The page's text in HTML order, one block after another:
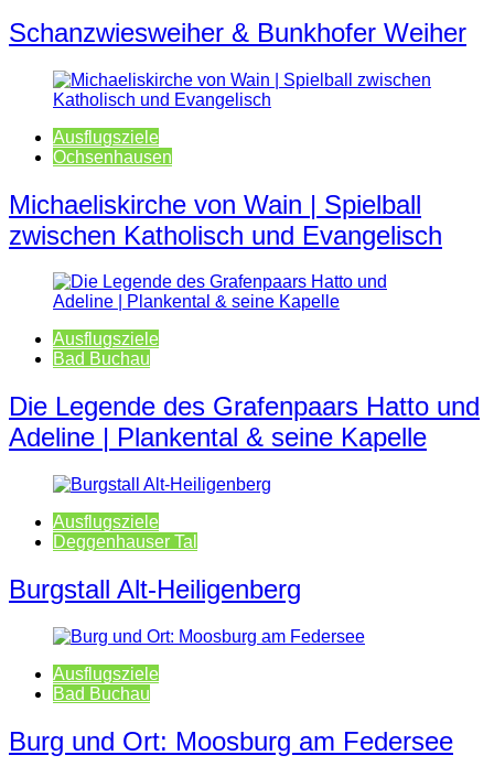
Schanzwiesweiher & Bunkhofer Weiher
Ausflugsziele
Ochsenhausen
Michaeliskirche von Wain | Spielball
zwischen Katholisch und Evangelisch
Ausflugsziele
Bad Buchau
Die Legende des Grafenpaars Hatto und
Adeline | Plankental & seine Kapelle
Ausflugsziele
Deggenhauser Tal
Burgstall Alt-Heiligenberg
Ausflugsziele
Bad Buchau
Burg und Ort: Moosburg am Federsee